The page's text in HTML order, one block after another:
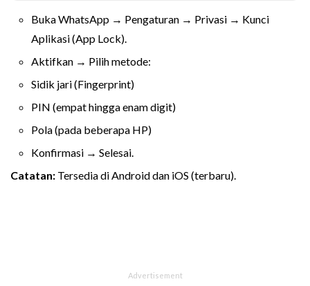
Buka WhatsApp → Pengaturan → Privasi → Kunci
Aplikasi (App Lock).
Aktifkan → Pilih metode:
Sidik jari (Fingerprint)
PIN (empat hingga enam digit)
Pola (pada beberapa HP)
Konfirmasi → Selesai.
Catatan: Tersedia di Android dan iOS (terbaru).